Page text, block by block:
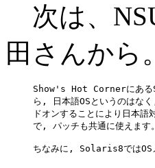
次は、
田さんから
Show's Hot Cornerにあ
ら, 日本語OSというのは
ドオンすることにより日本語
で, パッチも共通に使えます。